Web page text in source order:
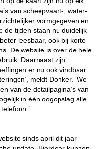
van scheepvaart-, water-
vormgegeven en
de tijden staan nu duidelijk
leesbaar, ook bij korte
De website is over de hele
Daarnaast zijn
er nu ook vindbaar.
meldt Donker. ‘We
van de detailpagina’s van
in één oogopslag alle
sinds april dit jaar